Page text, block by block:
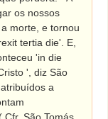
os nossos
morte, e tornou
tertia die'. E,
'in die
', diz São
a